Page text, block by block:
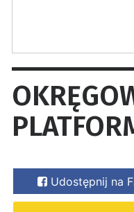
Udostępnij na